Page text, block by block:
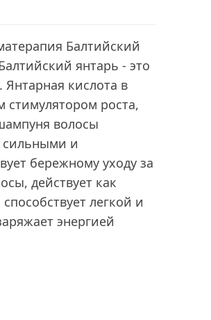
Балтийский
янтарь - это
кислота в
стимулятором роста,
волосы
сильными и
бережному уходу за
действует как
легкой и
энергией